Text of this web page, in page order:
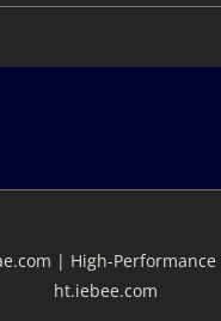
| High-Performance
ht.iebee.com